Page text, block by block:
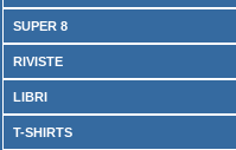
SUPER 8
RIVISTE
LIBRI
T-SHIRTS